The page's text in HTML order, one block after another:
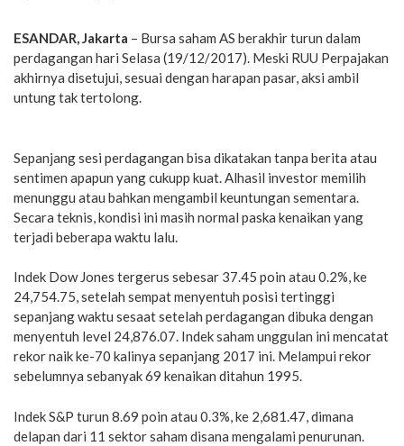
ESANDAR, Jakarta – Bursa saham AS berakhir turun dalam
perdagangan hari Selasa (19/12/2017). Meski RUU Perpajakan
akhirnya disetujui, sesuai dengan harapan pasar, aksi ambil
untung tak tertolong.
Sepanjang sesi perdagangan bisa dikatakan tanpa berita atau
sentimen apapun yang cukupp kuat. Alhasil investor memilih
menunggu atau bahkan mengambil keuntungan sementara.
Secara teknis, kondisi ini masih normal paska kenaikan yang
terjadi beberapa waktu lalu.
Indek Dow Jones tergerus sebesar 37.45 poin atau 0.2%, ke
24,754.75, setelah sempat menyentuh posisi tertinggi
sepanjang waktu sesaat setelah perdagangan dibuka dengan
menyentuh level 24,876.07. Indek saham unggulan ini mencatat
rekor naik ke-70 kalinya sepanjang 2017 ini. Melampui rekor
sebelumnya sebanyak 69 kenaikan ditahun 1995.
Indek S&P turun 8.69 poin atau 0.3%, ke 2,681.47, dimana
delapan dari 11 sektor saham disana mengalami penurunan.